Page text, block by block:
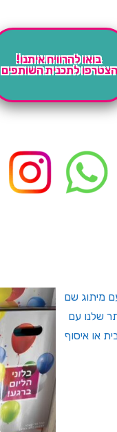
בואו להרוויח איתנו!
הצטרפו לתכנית השותפים
חדשים🤍